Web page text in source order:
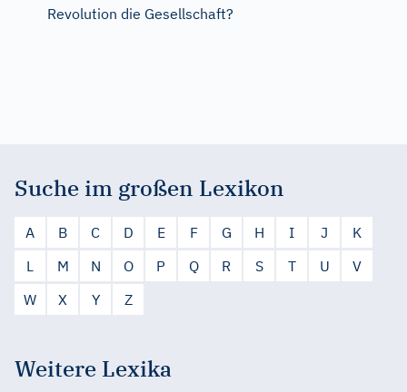
Revolution die Gesellschaft?
Suche im großen Lexikon
A B C D E F G H I J
K
L
M N O P Q R S T U
V
W
X Y Z
Weitere Lexika